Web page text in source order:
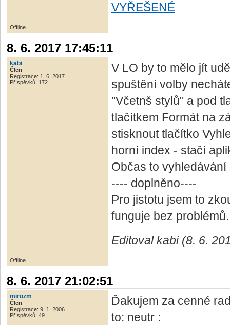
VYŘEŠENÉ
Offline
8. 6. 2017 17:45:11
kabi
Člen
Registrace: 1. 6. 2017
Příspěvků: 172
V LO by to mělo jít
spuštění volby
"Včetnš stylů" a pod
tlačítkem Formát na
stisknout tlačítko
horní index - stačí
Občas to
---- doplněno----
Pro jistotu jsem to
funguje bez problémů.
Editoval kabi (8. 6.
Offline
8. 6. 2017 21:02:51
mirozm
Člen
Registrace: 9. 1. 2006
Příspěvků: 49
Ďakujem za cenné
to: neutr :